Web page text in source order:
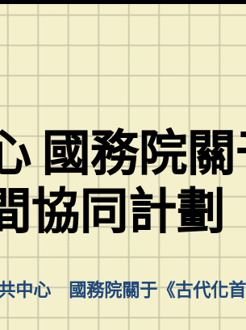
國務院
協同計
中心 國務院關于《古代化